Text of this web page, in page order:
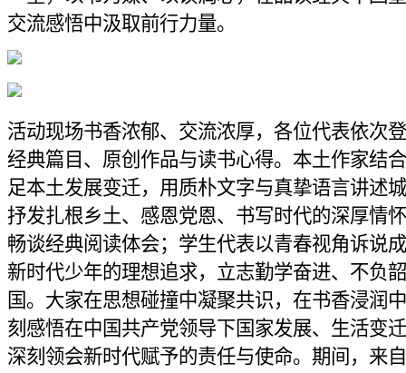
交流感悟中汲取前行力量。
活动现场书香浓郁、交流浓厚，各位代表依次
经典篇目、原创作品与读书心得。本土作家结
足本土发展变迁，用质朴文字与真挚语言讲述
抒发扎根乡土、感恩党恩、书写时代的深厚情
畅谈经典阅读体会；学生代表以青春视角诉说
新时代少年的理想追求，立志勤学奋进、不负
国。大家在思想碰撞中凝聚共识，在书香浸润
刻感悟在中国共产党领导下国家发展、生活变
深刻领会新时代赋予的责任与使命。期间，来